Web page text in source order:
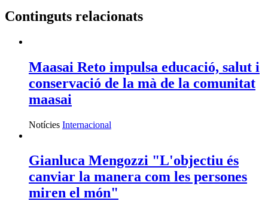
Continguts relacionats
Maasai Reto impulsa educació, salut i
conservació de la mà de la comunitat
maasai
Notícies Internacional
Gianluca Mengozzi "L'objectiu és
canviar la manera com les persones
miren el món"